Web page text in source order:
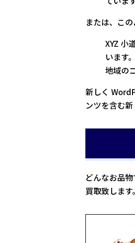
または、この
XYZ 小
います
地域の
新しく
ンツを含む
どんなお品
買取致しま